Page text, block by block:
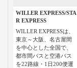
WILLER EXPRESS/STA
R EXPRESS
WILLER EXPRESSは、
東京～大阪、名古屋間
を中心とした全国で、
都市間バスと空港バス
を22路線・1日200便運